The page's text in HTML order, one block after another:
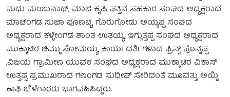
ಮಧು ಮಂಜುನಾಥ್, ಮಾಜಿ ಕೃಷಿ ಪತ್ತಿನ ಸಹಕಾರ ಸಂಘದ ಅಧ್ಯಕ್ಷರಾದ
ಮಾಚಂಗಡ ಸುಜಾ ಪೂಣಚ್ಚ, ಗೊರುಗೋಡು ಅಯ್ಯಪ್ಪ ಸಂಘದ
ಅಧ್ಯಕ್ಷರಾದ ಕಳ್ಳೇಂಗಡ ಶಾಂತ ಉತಯ್ಯ, ಇಗ್ಗುತ್ತಪ್ಪ ಸಂಘದ ಅಧ್ಯಕ್ಷರಾದ
ಮುಕ್ಕಾಟಿರ ಚಿಮ್ಮು ಸೋಮಯ್ಯ, ಕಾರ್ಯದರ್ಶಿಗಳಾದ ಫ್ರಿನ್ಸ್ ಪೊನ್ನಪ್ಪ
,ವಿಜಯ ಗ್ರಾಮೀಣ ಯುವಕ ಸಂಘದ ಅಧ್ಯಕ್ಷರಾದ ಮುಕ್ಕಾಟಿರ ವಿಕಾಸ್
ಉತ್ತಪ್ಪ ಪ್ರಮುಖರಾದ ಗಣಂಗಡ ಸುಧೀಪ್ ಸೇರಿದಂತೆ ಮೂವತ್ತು ಅಯ್ದಿ
ಕಾಫಿ ಬೆಳೆಗಾರರು ಭಾಗವಹಿಸಿದ್ದರು.